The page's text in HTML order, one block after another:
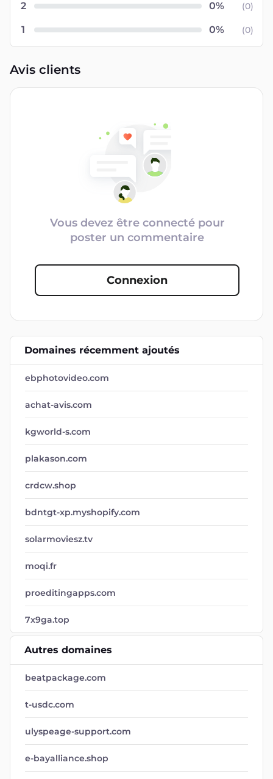
2 (0)
1 (0)
Avis clients
Vous devez être connecté pour
poster un commentaire
Connexion
Domaines récemment ajoutés
ebphotovideo.com
achat-avis.com
kgworld-s.com
plakason.com
crdcw.shop
bdntgt-xp.myshopify.com
solarmoviesz.tv
moqi.fr
proeditingapps.com
7x9ga.top
Autres domaines
beatpackage.com
t-usdc.com
ulyspeage-support.com
e-bayalliance.shop